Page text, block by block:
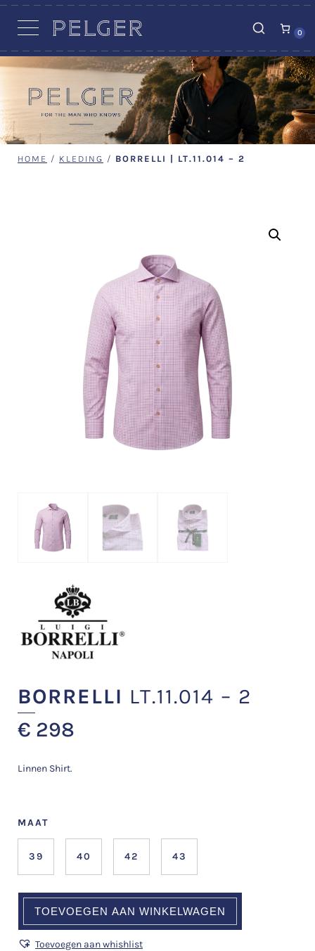
0
HOME / KLEDING / BORRELLI | LT.11.014 – 2
BORRELLI LT.11.014 – 2
€ 298
Linnen Shirt.
MAAT
39 40 42 43
TOEVOEGEN AAN WINKELWAGEN
Toevoegen aan whishlist